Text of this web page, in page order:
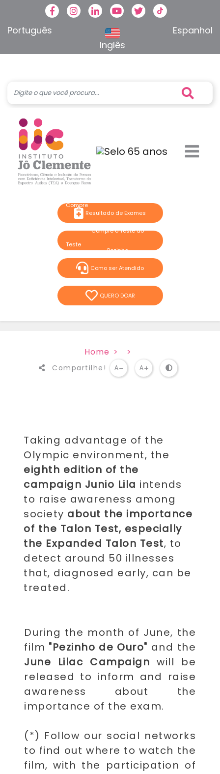
FacebookInstagram
LinkedinYoutubeTwitterTikTok
Português
Inglês
Espanhol
Resultado de Exames
Compre o Teste do
Pezinho
Como ser Atendido
QUERO DOAR
Home
Compartilhe! A A
Taking advantage of the
Olympic environment, the
eighth edition of the
campaign Junio ​​Lila intends
to raise awareness among
society about the importance
of the Talon Test, especially
the Expanded Talon Test, to
detect around 50 illnesses
that, diagnosed early, can be
treated.
During the month of June, the
film "Pezinho de Ouro" and the
June Lilac Campaign will be
released to inform and raise
awareness about the
importance of the exam.
(*) Follow our social networks
to find out where to watch the
film, with the participation of